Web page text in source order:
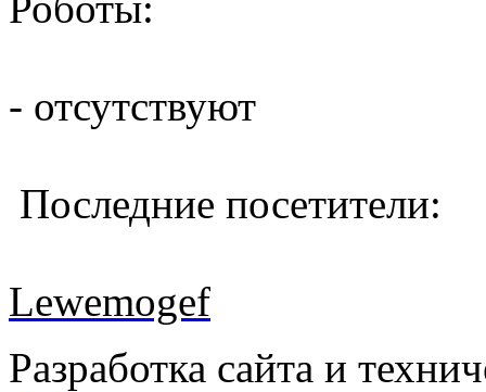
- отсутствуют
Последние посетители:
Lewemogef
Разработка сайта и